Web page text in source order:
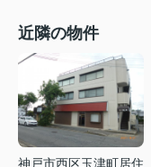
近隣の物件
神戸市西区玉津町居住